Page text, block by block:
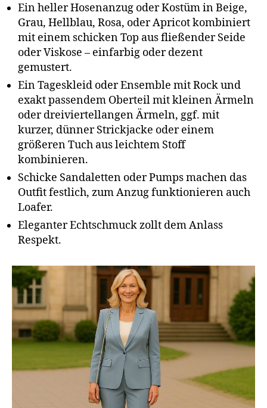
Ein heller Hosenanzug oder Kostüm in Beige,
Grau, Hellblau, Rosa, oder Apricot kombiniert
mit einem schicken Top aus fließender Seide
oder Viskose – einfarbig oder dezent
gemustert.
Ein Tageskleid oder Ensemble mit Rock und
exakt passendem Oberteil mit kleinen Ärmeln
oder dreiviertellangen Ärmeln, ggf. mit
kurzer, dünner Strickjacke oder einem
größeren Tuch aus leichtem Stoff
kombinieren.
Schicke Sandaletten oder Pumps machen das
Outfit festlich, zum Anzug funktionieren auch
Loafer.
Eleganter Echtschmuck zollt dem Anlass
Respekt.